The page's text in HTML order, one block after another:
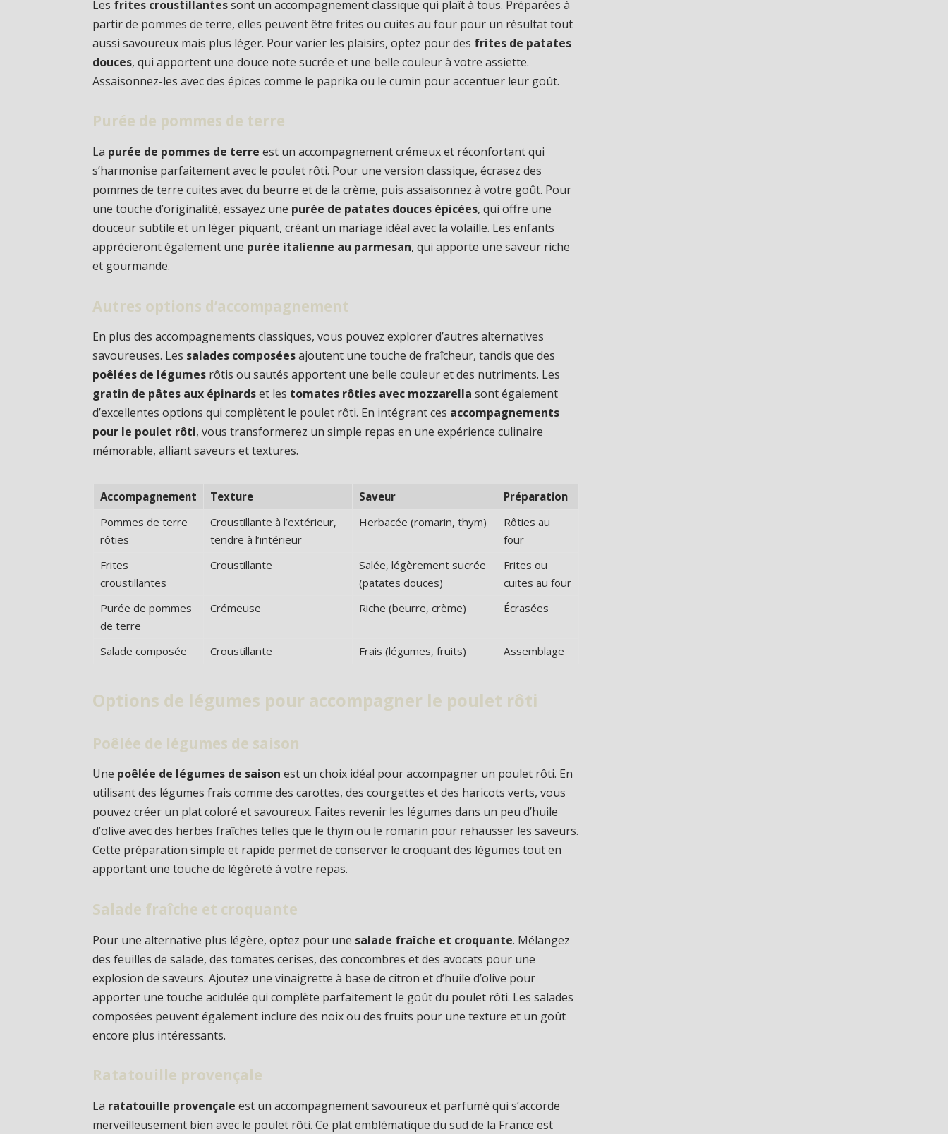
Les frites croustillantessont un accompagnement classique qui plaît à tous. Préparées à
partir de pommes de terre, elles peuvent être frites ou cuites au four pour un résultat tout
aussi savoureux mais plus léger. Pour varier les plaisirs, optez pour des frites de patates
douces, qui apportent une douce note sucrée et une belle couleur à votre assiette.
Assaisonnez-les avec des épices comme le paprika ou le cumin pour accentuer leur goût.
Purée de pommes de terre
La purée de pommes de terre est un accompagnement crémeux et réconfortant qui
s’harmonise parfaitement avec le poulet rôti. Pour une version classique, écrasez des
pommes de terre cuites avec du beurre et de la crème, puis assaisonnez à votre goût. Pour
une touche d’originalité, essayez une purée de patates douces épicées, qui offre une
douceur subtile et un léger piquant, créant un mariage idéal avec la volaille. Les enfants
apprécieront également une purée italienne au parmesan, qui apporte une saveur riche
et gourmande.
Autres options d’accompagnement
En plus des accompagnements classiques, vous pouvez explorer d’autres alternatives
savoureuses. Les salades composéesajoutent une touche de fraîcheur, tandis que des
poêlées de légumes rôtis ou sautés apportent une belle couleur et des nutriments. Les
gratin de pâtes aux épinardset les tomates rôties avec mozzarella sont également
d’excellentes options qui complètent le poulet rôti. En intégrant ces accompagnements
pour le poulet rôti, vous transformerez un simple repas en une expérience culinaire
mémorable, alliant saveurs et textures.
Accompagnement Texture Saveur
Préparation
Pommes de terre
rôties
Croustillante à l’extérieur,
tendre à l’intérieur
Herbacée (romarin, thym)
Rôties au
four
Frites
croustillantes
Croustillante
Salée, légèrement sucrée
(patates douces)
Frites ou
cuites au four
Purée de pommes
de terre
Crémeuse Riche (beurre, crème) Écrasées
Salade composée Croustillante Frais (légumes, fruits) Assemblage
Options de légumes pour accompagner le poulet rôti
Poêlée de légumes de saison
Une poêlée de légumes de saison est un choix idéal pour accompagner un poulet rôti. En
utilisant des légumes frais comme des carottes, des courgettes et des haricots verts, vous
pouvez créer un plat coloré et savoureux. Faites revenir les légumes dans un peu d’huile
d’olive avec des herbes fraîches telles que le thym ou le romarin pour rehausser les saveurs.
Cette préparation simple et rapide permet de conserver le croquant des légumes tout en
apportant une touche de légèreté à votre repas.
Salade fraîche et croquante
Pour une alternative plus légère, optez pour une salade fraîche et croquante. Mélangez
des feuilles de salade, des tomates cerises, des concombres et des avocats pour une
explosion de saveurs. Ajoutez une vinaigrette à base de citron et d’huile d’olive pour
apporter une touche acidulée qui complète parfaitement le goût du poulet rôti. Les salades
composées peuvent également inclure des noix ou des fruits pour une texture et un goût
encore plus intéressants.
Ratatouille provençale
La ratatouille provençale est un accompagnement savoureux et parfumé qui s’accorde
merveilleusement bien avec le poulet rôti. Ce plat emblématique du sud de la France est